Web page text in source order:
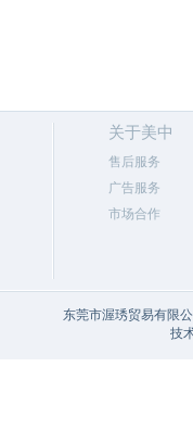
关于美中
售后服务
广告服务
市场合作
东莞市渥琇贸易有限
技